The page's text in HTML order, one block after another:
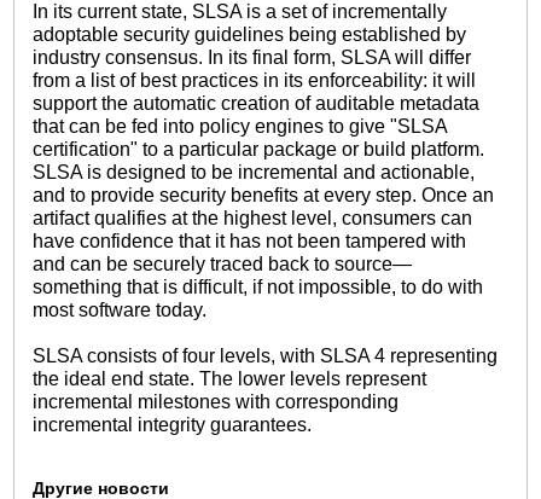
In its current state, SLSA is a set of incrementally
adoptable security guidelines being established by
industry consensus. In its final form, SLSA will differ
from a list of best practices in its enforceability: it will
support the automatic creation of auditable metadata
that can be fed into policy engines to give "SLSA
certification" to a particular package or build platform.
SLSA is designed to be incremental and actionable,
and to provide security benefits at every step. Once an
artifact qualifies at the highest level, consumers can
have confidence that it has not been tampered with
and can be securely traced back to source—
something that is difficult, if not impossible, to do with
most software today.
SLSA consists of four levels, with SLSA 4 representing
the ideal end state. The lower levels represent
incremental milestones with corresponding
incremental integrity guarantees.
Другие новости